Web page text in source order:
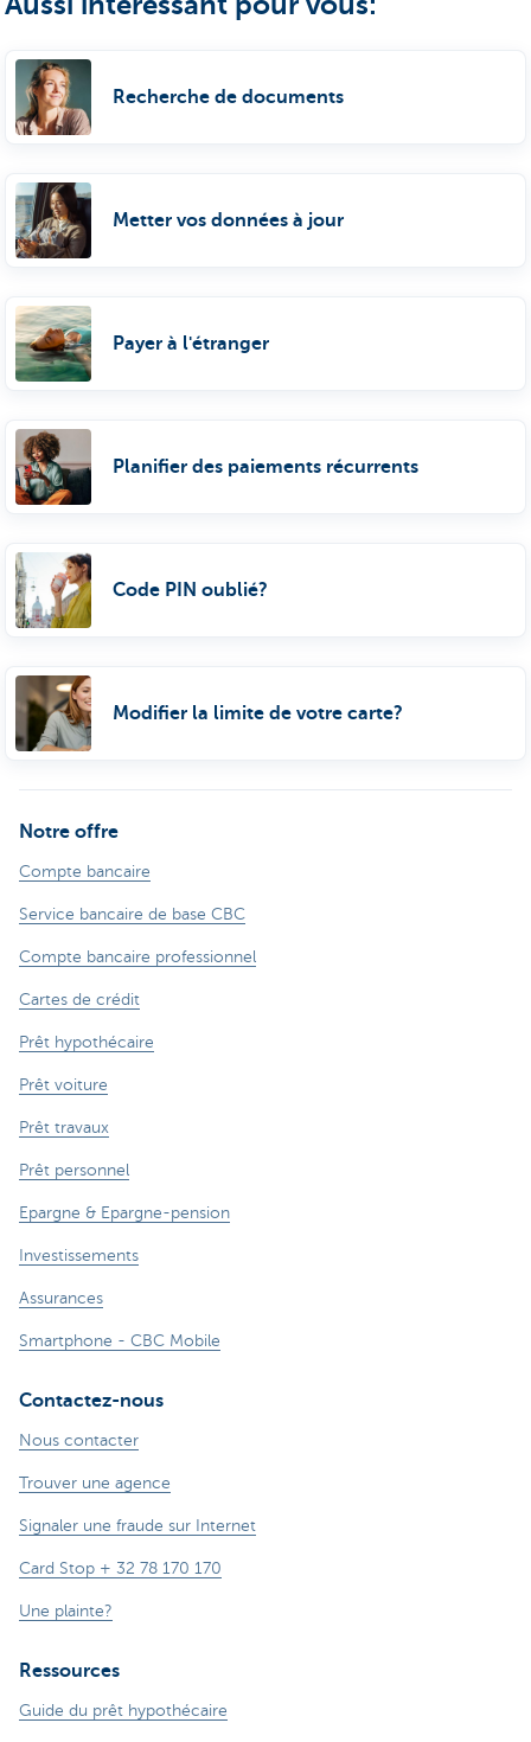
Recherche de documents
Metter vos données à jour
Payer à l'étranger
Planifier des paiements récurrents
Code PIN oublié?
Modifier la limite de votre carte?
Notre offre
Compte bancaire
Service bancaire de base CBC
Compte bancaire professionnel
Cartes de crédit
Prêt hypothécaire
Prêt voiture
Prêt travaux
Prêt personnel
Epargne & Epargne-pension
Investissements
Assurances
Smartphone - CBC Mobile
Contactez-nous
Nous contacter
Trouver une agence
Signaler une fraude sur Internet
Card Stop + 32 78 170 170
Une plainte?
Ressources
Guide du prêt hypothécaire